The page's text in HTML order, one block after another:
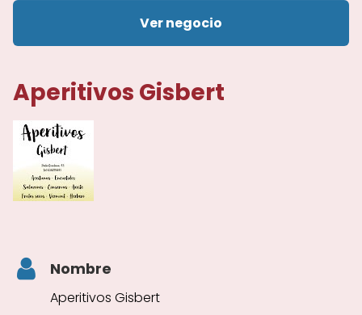
Ver negocio
Aperitivos Gisbert
Nombre
Aperitivos Gisbert